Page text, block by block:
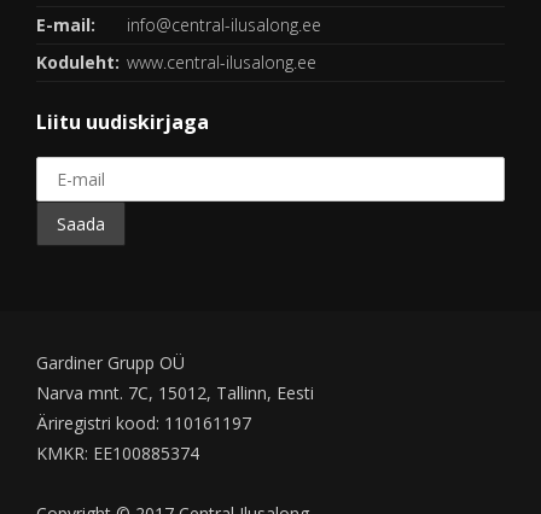
E-mail:
info@central-ilusalong.ee
Koduleht: www.central-ilusalong.ee
Liitu uudiskirjaga
Gardiner Grupp OÜ
Narva mnt. 7C, 15012, Tallinn, Eesti
Äriregistri kood: 110161197
KMKR: EE100885374